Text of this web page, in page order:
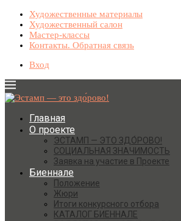
Художественные материалы
Художественный салон
Мастер-классы
Контакты. Обратная связь
Вход
Главная
О проекте
ЭСТАМП — ЭТО ЗДО́РОВО!
СОЦИАЛЬНАЯ ЗНАЧИМОСТЬ
Заявка на участие в Проекте
Биеннале
Положение
Жюри
Итоги конкурсного отбора
КАТАЛОГ БИЕННАЛЕ